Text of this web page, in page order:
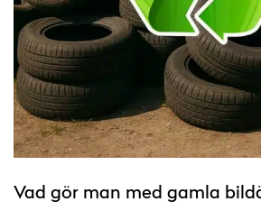
Vad gör man med gamla